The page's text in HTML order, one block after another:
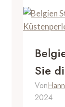
Sie
Von
2024